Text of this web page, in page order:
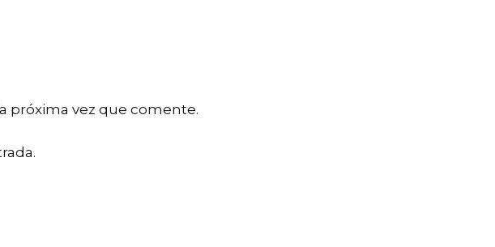
próxima vez que comente.